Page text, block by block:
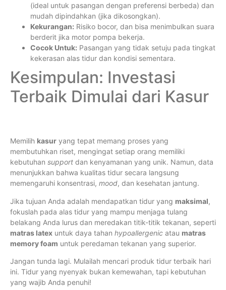
(ideal untuk pasangan dengan preferensi berbeda) dan
mudah dipindahkan (jika dikosongkan).
Kekurangan: Risiko bocor, dan bisa menimbulkan suara
berderit jika motor pompa bekerja.
Cocok Untuk: Pasangan yang tidak setuju pada tingkat
kekerasan alas tidur dan kondisi sementara.
Kesimpulan: Investasi
Terbaik Dimulai dari Kasur
Memilih kasur yang tepat memang proses yang
membutuhkan riset, mengingat setiap orang memiliki
kebutuhan support dan kenyamanan yang unik. Namun, data
menunjukkan bahwa kualitas tidur secara langsung
memengaruhi konsentrasi, mood, dan kesehatan jantung.
Jika tujuan Anda adalah mendapatkan tidur yang maksimal,
fokuslah pada alas tidur yang mampu menjaga tulang
belakang Anda lurus dan meredakan titik-titik tekanan, seperti
matras latex untuk daya tahan hypoallergenic atau matras
memory foam untuk peredaman tekanan yang superior.
Jangan tunda lagi. Mulailah mencari produk tidur terbaik hari
ini. Tidur yang nyenyak bukan kemewahan, tapi kebutuhan
yang wajib Anda penuhi!